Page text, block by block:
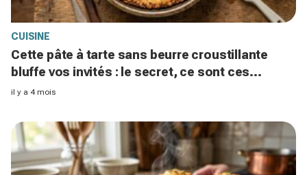
CUISINE
Cette pâte à tarte sans beurre croustillante
bluffe vos invités : le secret, ce sont ces
céréales du petit-déjeuner
il y a 4 mois